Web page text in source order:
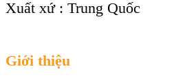
Xuất xứ : Trung Quốc
Giới thiệu